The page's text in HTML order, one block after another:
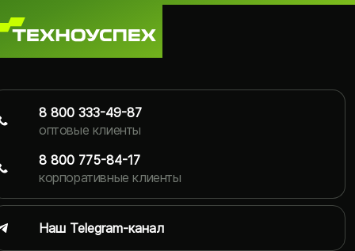
8 800 333-49-87
оптовые клиенты
8 800 775-84-17
корпоративные клиенты
Наш Telegram-канал